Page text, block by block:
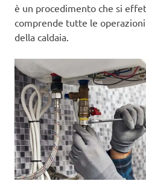
è un procedimento che si
comprende tutte le
della caldaia.